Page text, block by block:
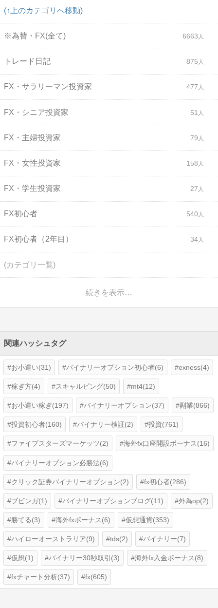
(↑上のカテゴリへ移動)
※為替・FX(全て) 6663
トレード日記 875
FX・サラリーマン投資家 477
FX・シニア投資家 51
FX・主婦投資家 79
FX・女性投資家 158
FX・学生投資家 27
FX初心者 540
FX初心者（2年目） 34
(カテゴリ一覧)
続きを表示…
関連ハッシュタグ
お小遣い(31) バイナリーオプション初心者(6) exness(4)
稼ぎ方(4) スキャルピング(50) mt4(12)
お小遣い稼ぎ(197) バイナリーオプション(37) 副業(866)
投資初心者(160) バイナリー検証(2) 投資(761)
ファイブスターズマーケッツ(2) 海外fx口座開設ボーナス(16)
バイナリーオプション必勝法(6)
クリック証券バイナリーオプション(2) fx初心者(286)
ブビンガ(1) バイナリーオプションブログ(11) 外為op(2)
勝てる(3) 海外fxボーナス(6) 仮想通貨(353)
ハイローオーストラリア(9) tds(2) バイナリー(7)
仮想(1) バイナリー30秒取引(3) 海外fx入金ボーナス(8)
fxチャート分析(37) fx(605)